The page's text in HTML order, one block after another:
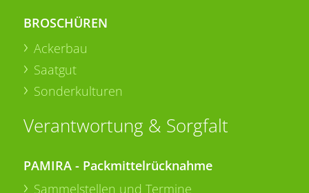
BROSCHÜREN
Ackerbau
Saatgut
Sonderkulturen
Verantwortung & Sorgfalt
PAMIRA - Packmittelrücknahme
Sammelstellen und Termine